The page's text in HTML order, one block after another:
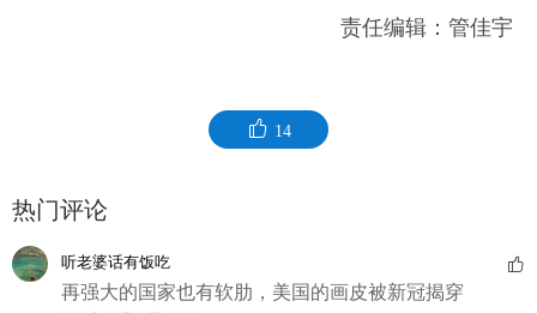
责任编辑：管佳宇
14
热门评论
听老婆话有饭吃
再强大的国家也有软肋，美国的画皮被新冠揭穿